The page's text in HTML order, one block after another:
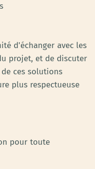
d'échanger avec les
projet, et de discuter
ces solutions
plus respectueuse
pour toute